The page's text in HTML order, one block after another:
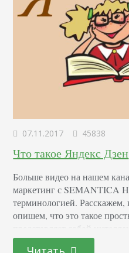
07.11.2017 45838
Что такое Яндекс Дзен
Больше видео на нашем
маркетинг с SEMANTICA
терминологией. Расскажем,
опишем, что это такое
представляет собой
информацию о страницах,